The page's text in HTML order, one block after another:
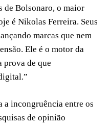
de Bolsonaro, o maior
é Nikolas Ferreira. Seus
marcas que nem
Ele é o motor da
prova de que
incongruência entre os
de opinião